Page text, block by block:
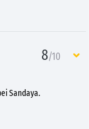
8/10
Sandaya.